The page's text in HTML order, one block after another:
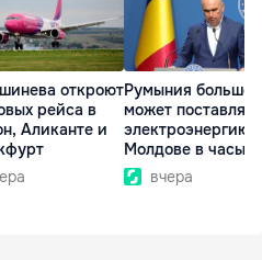
откроют
рейса в
Аликанте и
Румыния больше
может поставлять
электроэнергию
Молдове в часы
вчера